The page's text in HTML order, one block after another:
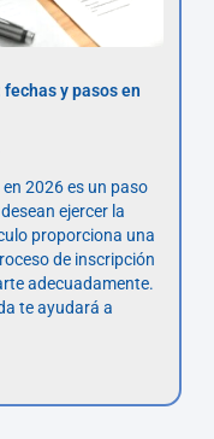
y pasos en
2026 es un paso
ejercer la
proporciona una
de inscripción
adecuadamente.
te ayudará a